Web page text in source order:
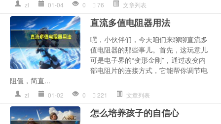
zl 01-04 0 76 文章列表
直流多值电阻器用法
嘿，小伙伴们，今天咱们来聊聊直流多
值电阻器的那些事儿。首先，这玩意儿
可是电子界的“变形金刚”，通过改变内
部电阻片的连接方式，它能帮你调节电
阻值，简直...
zl 01-02 0 221 文章列表
怎么培养孩子的自信心